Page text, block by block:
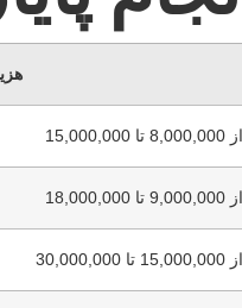
از 8,000,000 تا 15,000,000
از 9,000,000 تا 18,000,000
از 15,000,000 تا 30,000,000